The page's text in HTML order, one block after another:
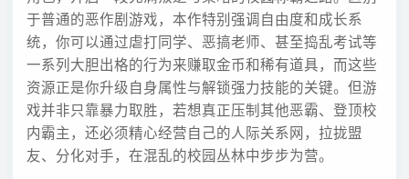
于普通的恶作剧游戏，本作特别强调自由度和成长系
统，你可以通过虐打同学、恶搞老师、甚至捣乱考试等
一系列大胆出格的行为来赚取金币和稀有道具，而这些
资源正是你升级自身属性与解锁强力技能的关键。但游
戏并非只靠暴力取胜，若想真正压制其他恶霸、登顶校
内霸主，还必须精心经营自己的人际关系网，拉拢盟
友、分化对手，在混乱的校园丛林中步步为营。